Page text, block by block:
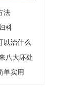
法
科
以治什么
八大坏处
单实用